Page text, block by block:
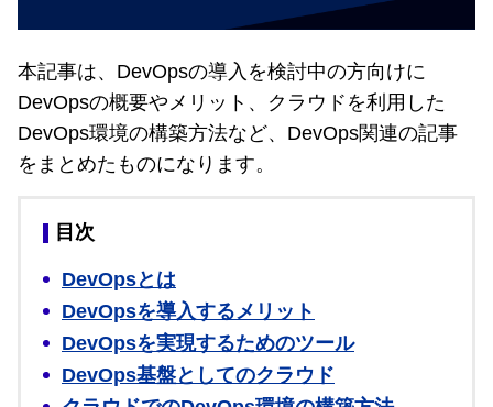
本記事は、DevOpsの導入を検討中の方向けに
DevOpsの概要やメリット、クラウドを利用した
DevOps環境の構築方法など、DevOps関連の記事
をまとめたものになります。
目次
DevOpsとは
DevOpsを導入するメリット
DevOpsを実現するためのツール
DevOps基盤としてのクラウド